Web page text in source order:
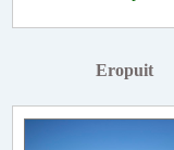
Eropuit